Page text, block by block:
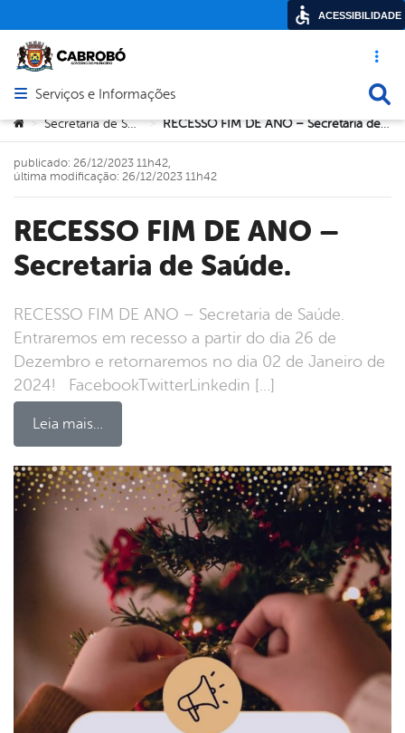
Acesso
Abrir menu principal de navegação
Serviços e Informações
Você está aqui:
> Secretaria de Saúde > RECESSO FIM DE ANO – Secretaria de Saúde.
RECESSO FIM DE ANO –
Secretaria de Saúde.
RECESSO FIM DE ANO – Secretaria de Saúde.
Entraremos em recesso a partir do dia 26 de
Dezembro e retornaremos no dia 02 de Janeiro de
2024! FacebookTwitterLinkedin […]
Leia mais…
publicado: 26/12/2023 11h42,
última modificação: 26/12/2023 11h42
ACESSIBILIDADE